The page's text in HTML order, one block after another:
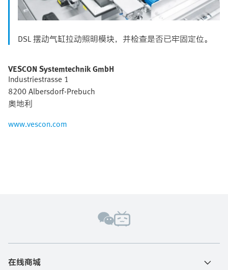
DSL 摆动气缸拉动照明模块，并检查是否已牢固定位。
VESCON Systemtechnik GmbH
Industriestrasse 1
8200 Albersdorf-Prebuch
奥地利
www.vescon.com
在线商城